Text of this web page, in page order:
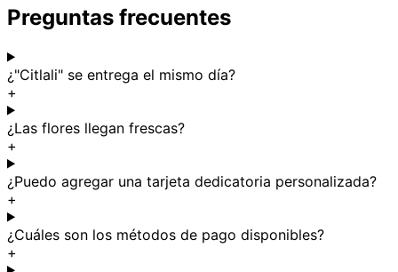
Preguntas frecuentes
¿"Citlali" se entrega el mismo día?
+
¿Las flores llegan frescas?
+
¿Puedo agregar una tarjeta dedicatoria personalizada?
+
¿Cuáles son los métodos de pago disponibles?
+